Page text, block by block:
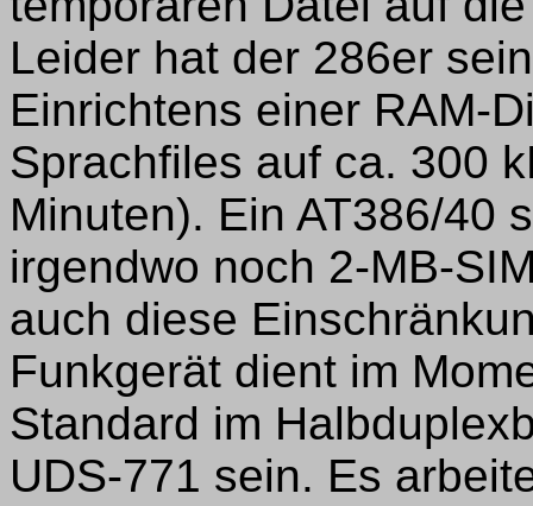
Leider hat der 286er
Einrichtens einer RAM-
Sprachfiles auf ca. 300
Minuten). Ein AT386/40
irgendwo noch 2-MB-
auch diese
Funkgerät dient im
Standard im
UDS-771 sein. Es